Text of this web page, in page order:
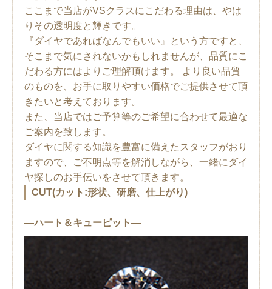
ここまで当店がVSクラスにこだわる理由は、やは
りその透明度と輝きです。
『ダイヤであればなんでもいい』という方ですと、
そこまで気にされないかもしれませんが、品質にこ
だわる方にはよりご理解頂けます。 より良い品質
のものを、お手に取りやすい価格でご提供させて頂
きたいと考えております。
また、当店ではご予算等のご希望に合わせて最適な
ご案内を致します。
ダイヤに関する知識を豊富に備えたスタッフがおり
ますので、ご不明点等を解消しながら、一緒にダイ
ヤ探しのお手伝いをさせて頂きます。
CUT(カット:形状、研磨、仕上がり)
―ハート＆キューピット―